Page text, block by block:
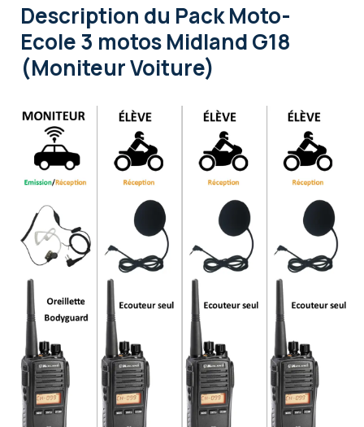
Description du Pack Moto-
Ecole 3 motos Midland G18
(Moniteur Voiture)